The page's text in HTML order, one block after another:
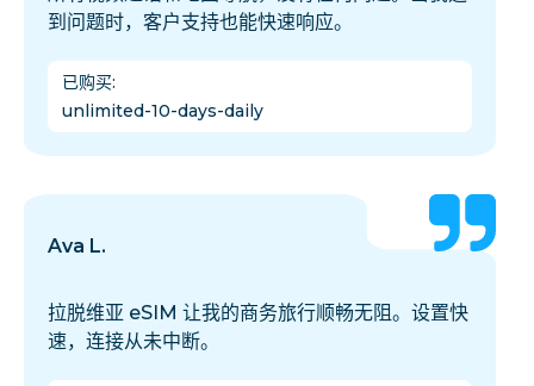
到问题时，客户支持也能快速响应。
已购买:
unlimited-10-days-daily
Ava L.
拉脱维亚 eSIM 让我的商务旅行顺畅无阻。设置快
速，连接从未中断。